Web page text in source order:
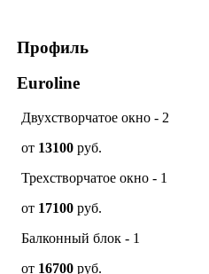
Профиль
Euroline
Двухстворчатое окно - 2
от 13100 руб.
Трехстворчатое окно - 1
от 17100 руб.
Балконный блок - 1
от 16700 руб.